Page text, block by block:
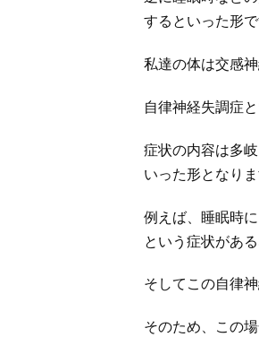
するといった形で
私達の体は交感
自律神経失調症
症状の内容は多
いった形となりま
例えば、睡眠時
という症状があ
そしてこの自律
そのため、この